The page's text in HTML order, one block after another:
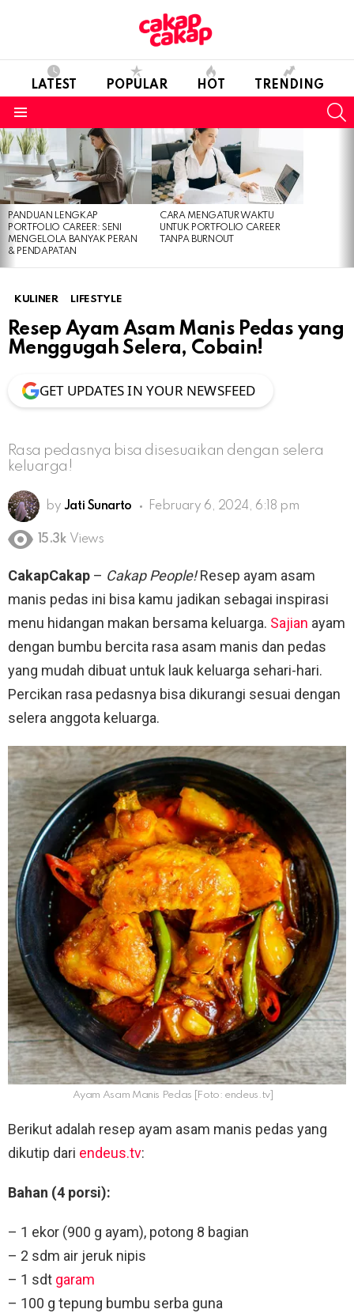
LATEST POPULAR HOT TRENDING
LATEST
STORIES
PANDUAN LENGKAP
PORTFOLIO CAREER: SENI
MENGELOLA BANYAK PERAN
& PENDAPATAN
CARA MENGATUR WAKTU
UNTUK PORTFOLIO CAREER
TANPA BURNOUT
KULINER LIFESTYLE
Resep Ayam Asam Manis Pedas yang
Menggugah Selera, Cobain!
GET UPDATES IN YOUR NEWSFEED
Rasa pedasnya bisa disesuaikan dengan selera
keluarga!
by Jati Sunarto February 6, 2024, 6:18 pm
15.3k Views
CakapCakap – Cakap People!Resep ayam asam
manis pedas ini bisa kamu jadikan sebagai inspirasi
menu hidangan makan bersama keluarga. Sajian ayam
dengan bumbu bercita rasa asam manis dan pedas
yang mudah dibuat untuk lauk keluarga sehari-hari.
Percikan rasa pedasnya bisa dikurangi sesuai dengan
selera anggota keluarga.
Ayam Asam Manis Pedas [Foto: endeus.tv]
Berikut adalah resep ayam asam manis pedas yang
dikutip dari endeus.tv:
Bahan (4 porsi):
– 1 ekor (900 g ayam), potong 8 bagian
– 2 sdm air jeruk nipis
– 1 sdt garam
– 100 g tepung bumbu serba guna